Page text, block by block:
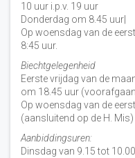
10 uur i.p.v. 19 uur
Donderdag om 8.45 uur|
Op woensdag van de
8:45 uur.
Biechtgelegenheid
Eerste vrijdag van de
om 18.45 uur
Op woensdag van de
(aansluitend op de H. Mis)
Aanbiddingsuren:
Dinsdag van 9.15 tot